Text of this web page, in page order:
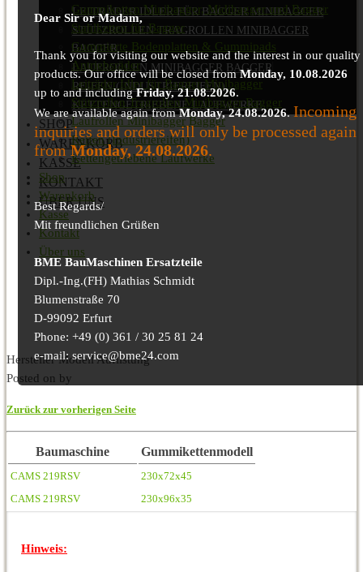
Dear Sir or Madam,
Thank you for visiting our website and the interest in our quality
products. Our office will be closed fromMonday, 10.08.2026
up to and includingFriday, 21.08.2026.
We are available again fromMonday, 24.08.2026.Incoming
inquiries and orders will only be processed again
fromMonday, 24.08.2026.
Best Regards/
Mit freundlichen Grüßen
BME BauMaschinen Ersatzteile
Dipl.-Ing.(FH) Mathias Schmidt
Blumenstraße 70
D-99092 Erfurt
Phone: +49 (0) 361 / 30 25 81 24
e-mail: service@bme24.com
LEITRÄDER IDLER FÜR BAGGER MINIBAGGER
STÜTZROLLEN TRAGROLLEN MINIBAGGER
BAGGER
LAUFROLLEN MINIBAGGER BAGGER
REIFEN (INDUSTRIEREIFEN)
KETTENGETRIEBENE LAUFWERKE
SHOP
WARENKORB
KASSE
KONTAKT
ÜBER UNS
Gummiketten Minibagger, Midibagger und Bagger
Stahlketten für Bagger
Gummierte Bodenplatten & Gummipads
Antriebsräder
Leiträder Idler für Bagger Minibagger
Stützrollen Tragrollen Minibagger Bagger
Laufrollen Minibagger Bagger
Reifen (Industriereifen)
Kettengetriebene Laufwerke
Shop
Warenkorb
Kasse
Kontakt
Über uns
Hersteller Modell Auflistung
Posted on by
Zurück zur vorherigen Seite
Baumaschine Gummikettenmodell
CAMS 219RSV
230x72x45
CAMS 219RSV
230x96x35
Hinweis: